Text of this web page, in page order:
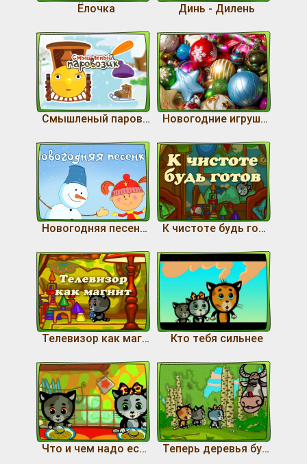
Ёлочка Динь - Дилень
Смышленый паровозик Новогодние игрушки
Новогодняя песенка К чистоте будь готов
Телевизор как магнит Кто тебя сильнее
Что и чем надо есть Теперь деревья будем поливать